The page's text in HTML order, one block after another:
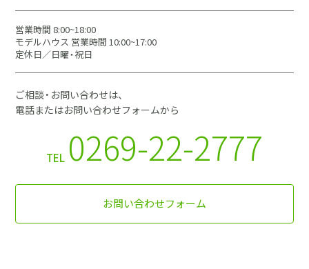
営業時間 8:00~18:00
モデルハウス 営業時間 10:00~17:00
定休日／日曜・祝日
ご相談・お問い合わせは、
電話またはお問い合わせフォームから
TEL 0269-22-2777
お問い合わせフォーム